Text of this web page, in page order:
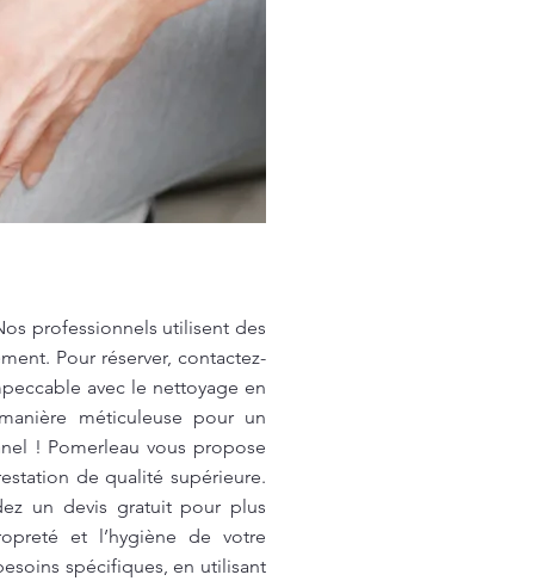
professionnels utilisent des
Pour réserver, contactez-
avec le nettoyage en
méticuleuse pour un
! Pomerleau vous propose
de qualité supérieure.
un devis gratuit pour plus
et l’hygiène de votre
spécifiques, en utilisant